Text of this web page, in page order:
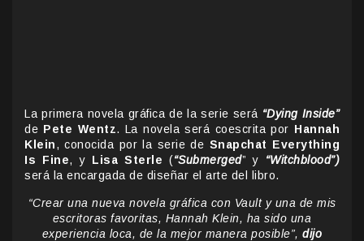
La primera novela gráfica de la serie será “Dying Inside”
de Pete Wentz. La novela será coescrita por Hannah
Klein, conocida por la serie de Snapchat Everything
Is Fine, y Lisa Sterle (“Submerged” y “Witchblood”)
será la encargada de diseñar el arte del libro.
“Crear una nueva novela gráfica con Vault y una de mis
escritoras favoritas, Hannah Klein, ha sido una
experiencia loca, de la mejor manera posible”,dijo